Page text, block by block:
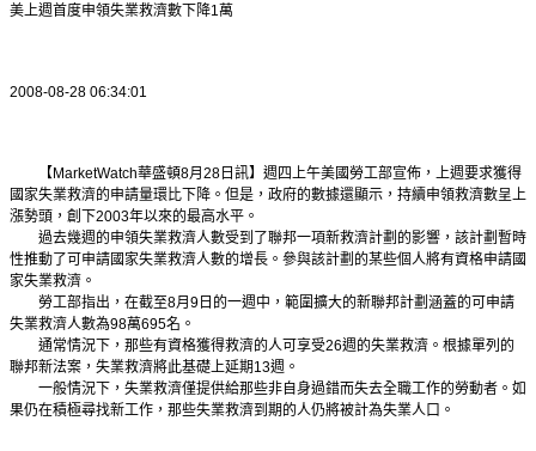
美上週首度申領失業救濟數下降1萬
2008-08-28 06:34:01
【MarketWatch華盛頓8月 28 日 訊】週四上午美國勞工部宣佈，上週要求獲得
國家失業救濟的申請量環比下降。但是，政府的數據還顯示，持續申領救濟數呈上
漲勢頭，創下2003年以來的最高水平。
過去幾週的申領失業救濟人數受到了聯邦一項新救濟計劃的影響，該計劃暫時
性推動了可申請國家失業救濟人數的增長。參與該計劃的某些個人將有資格申請國
家失業救濟。
勞工部指出，在截至8月 9 日 的一週中，範圍擴大的新聯邦計劃涵蓋的可申請
失業救濟人數為98萬695名。
通常情況下，那些有資格獲得救濟的人可享受26週的失業救濟。根據單列的
聯邦新法案，失業救濟將此基礎上延期13週。
一般情況下，失業救濟僅提供給那些非自身過錯而失去全職工作的勞動者。如
果仍在積極尋找新工作，那些失業救濟到期的人仍將被計為失業人口。